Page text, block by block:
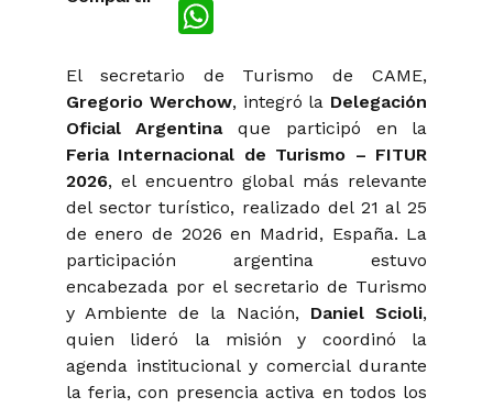
El secretario de Turismo de CAME,
Gregorio Werchow, integró la Delegación
Oficial Argentinaque participó en la
Feria Internacional de Turismo – FITUR
2026, el encuentro global más relevante
del sector turístico, realizado del 21 al 25
de enero de 2026 en Madrid, España. La
participación argentina estuvo
encabezada por el secretario de Turismo
y Ambiente de la Nación, Daniel Scioli,
quien lideró la misión y coordinó la
agenda institucional y comercial durante
la feria, con presencia activa en todos los